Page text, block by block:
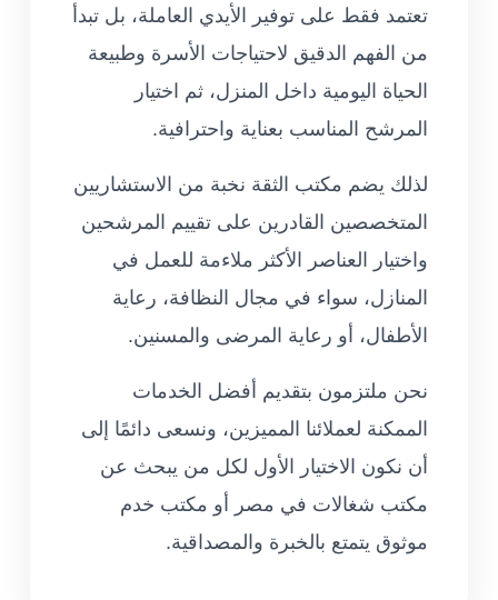
تعتمد فقط على توفير الأيدي العاملة، بل تبدأ
من الفهم الدقيق لاحتياجات الأسرة وطبيعة
الحياة اليومية داخل المنزل، ثم اختيار
المرشح المناسب بعناية واحترافية.
لذلك يضم مكتب الثقة نخبة من الاستشاريين
المتخصصين القادرين على تقييم المرشحين
واختيار العناصر الأكثر ملاءمة للعمل في
المنازل، سواء في مجال النظافة، رعاية
الأطفال، أو رعاية المرضى والمسنين.
نحن ملتزمون بتقديم أفضل الخدمات
الممكنة لعملائنا المميزين، ونسعى دائمًا إلى
أن نكون الاختيار الأول لكل من يبحث عن
مكتب شغالات في مصر أو مكتب خدم
موثوق يتمتع بالخبرة والمصداقية.